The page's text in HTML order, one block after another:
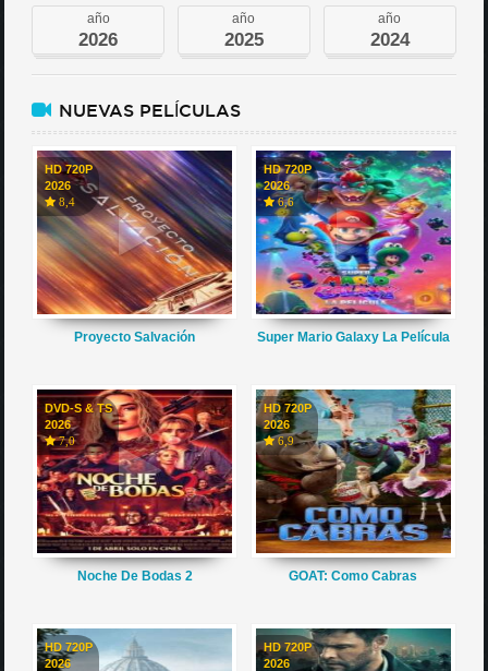
año
2026
año
2025
año
2024
NUEVAS PELÍCULAS
HD 720P
2026
8,4
Proyecto Salvación
HD 720P
2026
6,6
Super Mario Galaxy La Película
DVD-S & TS
2026
7,0
Noche De Bodas 2
HD 720P
2026
6,9
GOAT: Como Cabras
HD 720P
2026
HD 720P
2026